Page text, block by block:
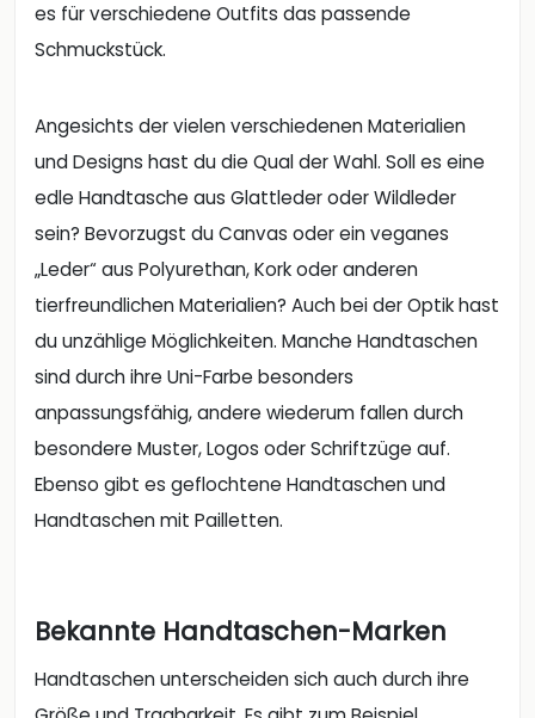
es für verschiedene Outfits das passende
Schmuckstück.
Angesichts der vielen verschiedenen Materialien
und Designs hast du die Qual der Wahl. Soll es eine
edle Handtasche aus Glattleder oder Wildleder
sein? Bevorzugst du Canvas oder ein veganes
„Leder“ aus Polyurethan, Kork oder anderen
tierfreundlichen Materialien? Auch bei der Optik hast
du unzählige Möglichkeiten. Manche Handtaschen
sind durch ihre Uni-Farbe besonders
anpassungsfähig, andere wiederum fallen durch
besondere Muster, Logos oder Schriftzüge auf.
Ebenso gibt es geflochtene Handtaschen und
Handtaschen mit Pailletten.
Bekannte Handtaschen-Marken
Handtaschen unterscheiden sich auch durch ihre